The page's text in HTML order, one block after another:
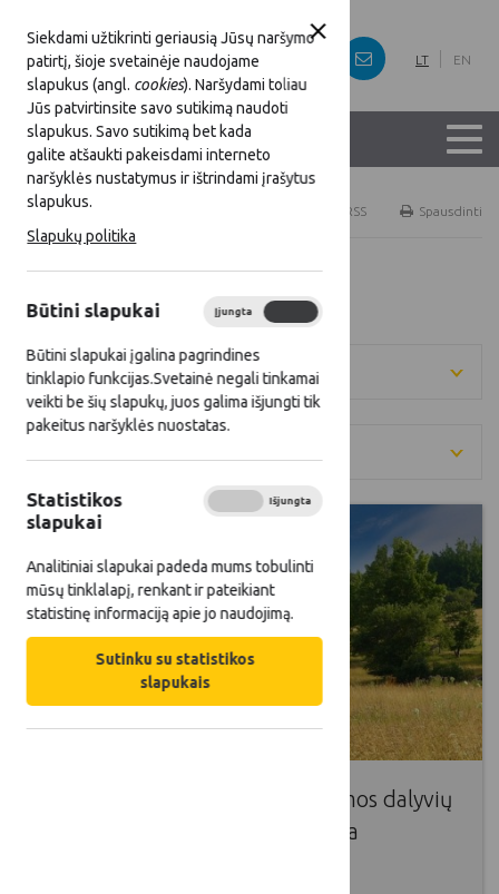
Siekdami užtikrinti geriausią Jūsų naršymo
patirtį, šioje svetainėje naudojame
slapukus (angl. cookies). Naršydami toliau
Jūs patvirtinsite savo sutikimą naudoti
slapukus. Savo sutikimą bet kada
galite atšaukti pakeisdami interneto
naršyklės nustatymus ir ištrindami įrašytus
slapukus.
Slapukų politika
Būtini slapukai Įjungta
Būtini slapukai įgalina pagrindines
tinklapio funkcijas.Svetainė negali tinkamai
veikti be šių slapukų, juos galima išjungti tik
pakeitus naršyklės nuostatas.
Statistikos
slapukai
Išjungta
Analitiniai slapukai padeda mums tobulinti
mūsų tinklalapį, renkant ir pateikiant
statistinę informaciją apie jo naudojimą.
Sutinku su statistikos
slapukais
LT EN
Titulinis Spausdinti
RSS
Metai
Straipsnis apie LEADER programos dalyvių
diskusiją inovacijų vystymo tema